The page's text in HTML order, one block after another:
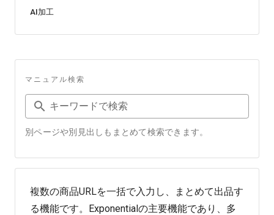
AI加工
マニュアル検索
キーワードで検索
別ページや別見出しもまとめて検索できます。
複数の商品URLを一括で入力し、まとめて出品す
る機能です。Exponentialの主要機能であり、多